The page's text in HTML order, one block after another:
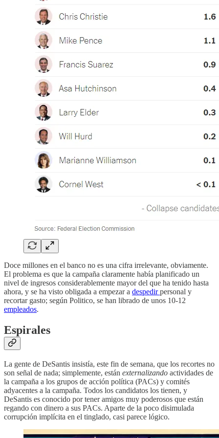
Doce millones en el banco no es una cifra irrelevante, obviamente.
El problema es que la campaña claramente había planificado un
nivel de ingresos considerablemente mayor del que ha tenido hasta
ahora, y se ha visto obligada a empezar a despedirpersonal y
recortar gasto; según Politico, se han librado de unos 10-12
empleados.
Espirales
La gente de DeSantis insistía, este fin de semana, que los recortes no
son señal de nada; simplemente, están externalizando actividades de
la campaña a los grupos de acción política (PACs) y comités
adyacentes a la campaña. Todos los candidatos los tienen, y
DeSantis es conocido por tener amigos muy poderosos que están
regando con dinero a sus PACs. Aparte de la poco disimulada
corrupción implícita en el tinglado, casi parece lógico.